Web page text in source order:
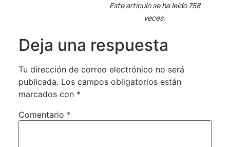
Este artículo se ha leído 758
veces.
Deja una respuesta
Tu dirección de correo electrónico no será
publicada. Los campos obligatorios están
marcados con *
Comentario *